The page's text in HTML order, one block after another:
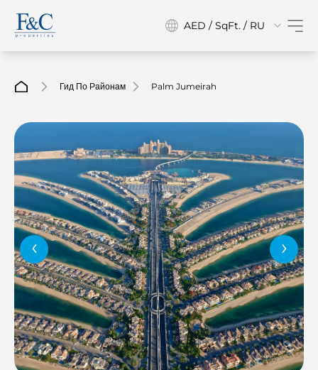
AED / SqFt. / RU
Гид По Районам Palm Jumeirah
‹ ›